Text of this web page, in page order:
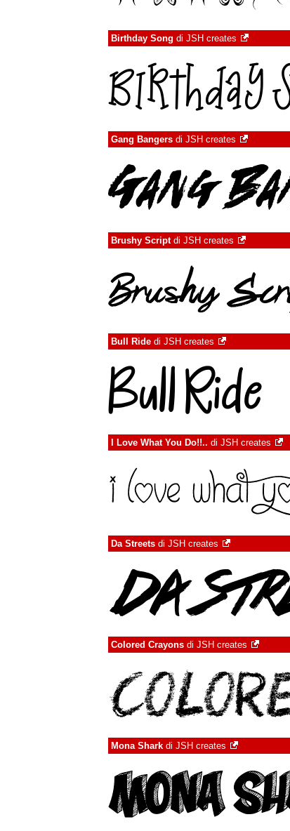
Birthday Song di JSH creates
Gang Bangers di JSH creates
Brushy Scriptdi JSH creates
Bull Ride di JSH creates
I Love What You Do!!.. di JSH creates
Da Streets di JSH creates
Colored Crayons di JSH creates
Mona Shark di JSH creates